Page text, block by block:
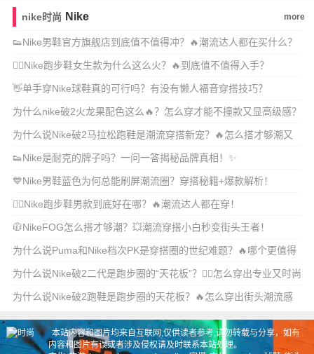
nike时尚 Nike more
👟Nike男鞋官方旗舰店到底值不值得冲？🔥潮流达人都在买什么？
🏃‍♀️Nike跑步鞋女生款为什么这么火？🔥到底值不值得入手？
👋单手穿Nike球鞋真的可行吗？有没有懒人福音穿搭技巧？
为什么nike破2火龙果配色这么🔥？怎么穿才能不撞款又显高级感？
为什么说Nike破2马拉松跑鞋是潮流穿搭新宠？🔥怎么搭才够潮又
不违和？
👟Nike是耐克的牌子吗？一问一答揭秘品牌真相！✨
💙Nike男鞋蓝色为何总能刷屏潮流圈？穿搭秘籍+爆款解析！
🏃‍♂️Nike跑步鞋男款到底好在哪？🔥潮流达人都在穿！
🧥NikeFOG怎么搭才够潮？💥潮流穿搭小白秒变街头王者！
为什么说Puma和Nike档次PK是穿搭圈的世纪难题？🔥哪个更值得
入手？
为什么说Nike破2二代是跑步圈的“天花板”？🏃‍♀️怎么穿出专业又时尚
的运
为什么说Nike破2跑鞋是跑步圈的天花板？🔥怎么穿出街头潮流感
又不撞款？
本站内容和图片均来自互联网,仅供读者参考,请勿转载与分享，如有
内容和图片有误或者涉及侵权请及时联系本站处理。